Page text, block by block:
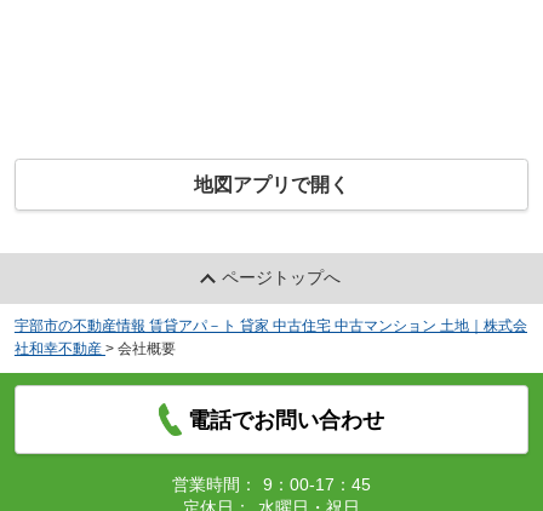
地図アプリで開く
ページトップへ
宇部市の不動産情報 賃貸アパ－ト 貸家 中古住宅 中古マンション 土地｜株式会
社和幸不動産 > 会社概要
電話でお問い合わせ
営業時間：
9：00-17：45
定休日：
水曜日・祝日